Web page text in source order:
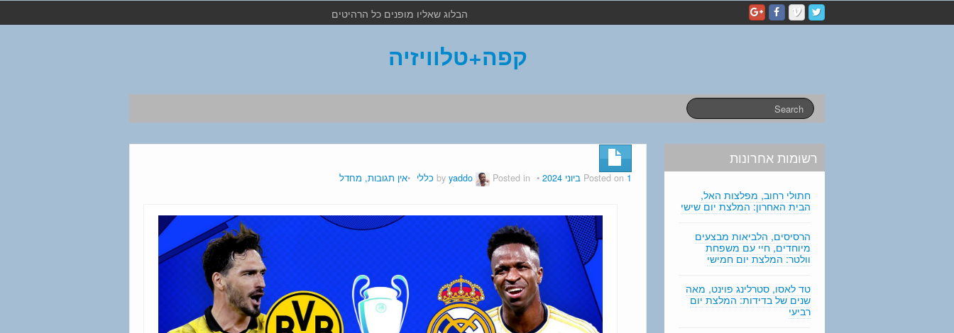
e
הבלוג שאליו מופנים כל הרהיטים
קפה+טלוויזיה
Posted on 1 ביוני 2024 yaddo Posted in כללי אין תגובות, מחדל
רשומות אחרונות
חתולי רחוב, מפלצות האל,
הבית האחרון: המלצת יום שישי
הרסיסים, הלביאות מבצעים
מיוחדים, חיי עם משפחת
וולטר: המלצת יום חמישי
טד לאסו, סטרלינג פוינט, מאה
שנים של בדידות: המלצת יום
רביעי